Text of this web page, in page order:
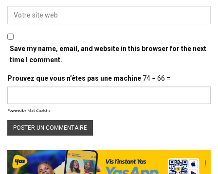
Save my name, email, and website in this browser for the next
time I comment.
Prouvez que vous n’êtes pas une machine 74 − 66 =
Powered by MathCaptcha